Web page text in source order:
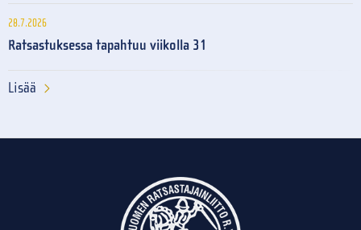
28.7.2026
Ratsastuksessa tapahtuu viikolla 31
Lisää